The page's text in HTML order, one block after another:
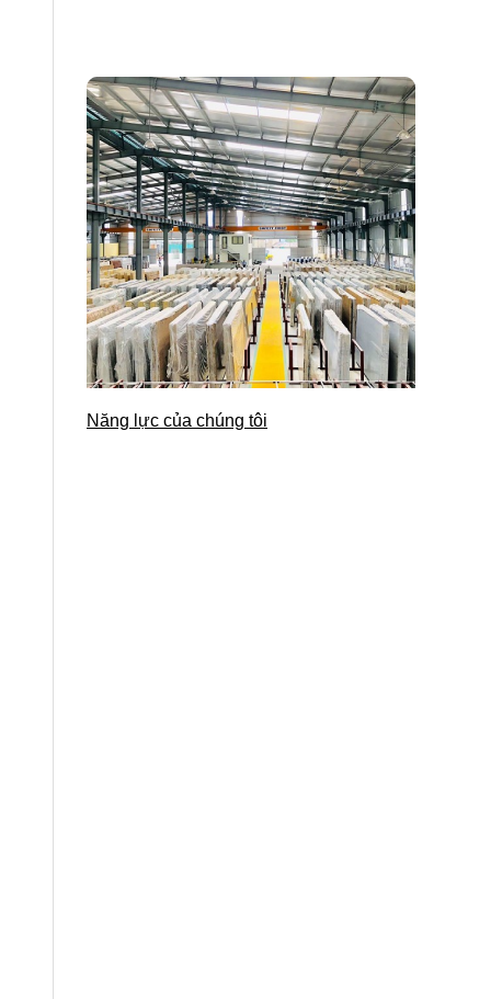
Năng lực của chúng tôi